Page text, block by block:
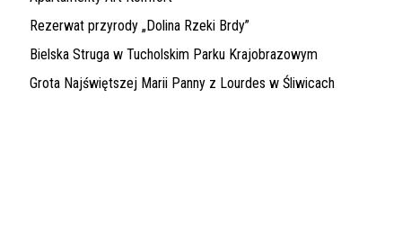
Rezerwat przyrody „Dolina Rzeki Brdy”
Bielska Struga w Tucholskim Parku Krajobrazowym
Grota Najświętszej Marii Panny z Lourdes w Śliwicach